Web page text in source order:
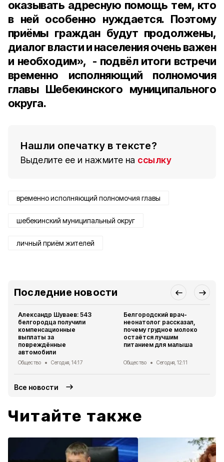
оказывать адресную помощь тем, кто
в ней особенно нуждается. Поэтому
приёмы граждан будут продолжены,
диалог власти и населения очень важен
и необходим», - подвёл итоги встречи
временно исполняющий полномочия
главы Шебекинского муниципального
округа.
Нашли опечатку в тексте?
Выделите ее и нажмите на ссылку
временно исполняющий полномочия главы
шебекинский муниципальный округ
личный приём жителей
Последние новости
Александр Шуваев: 543
белгородца получили
компенсационные
выплаты за
повреждённые
автомобили
Общество Сегодня, 14:17
Белгородский врач-
неонатолог рассказал,
почему грудное молоко
остаётся лучшим
питанием для малыша
Общество Сегодня, 12:11
Все новости
Читайте также